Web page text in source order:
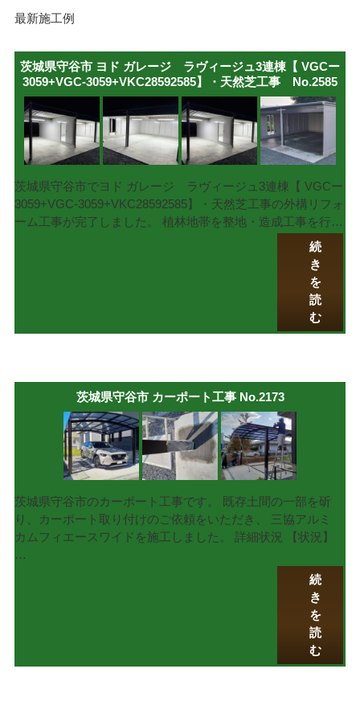
最新施工例
茨城県守谷市 ヨド ガレージ ラヴィージュ3連棟【 VGCー
3059+VGC-3059+VKC28592585】・天然芝工事 No.2585
茨城県守谷市でヨド ガレージ ラヴィージュ3連棟【 VGCー
3059+VGC-3059+VKC28592585】・天然芝工事の外構リフォ
ーム工事が完了しました。 植林地帯を整地・造成工事を行…
続
き
を
読
む
茨城県守谷市 カーポート工事 No.2173
茨城県守谷市のカーポート工事です。 既存土間の一部を斫
り、カーポート取り付けのご依頼をいただき、 三協アルミ
カムフィエースワイドを施工しました。 詳細状況 【状況】
…
続
き
を
読
む